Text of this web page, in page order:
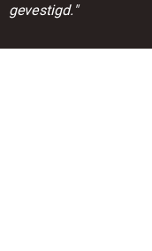
gevestigd."